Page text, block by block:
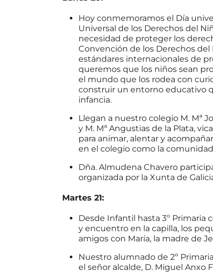
Hoy conmemoramos el Día
Universal de los Derechos del
necesidad de proteger los
Convención de los Derechos
estándares internacionales de
queremos que los niños sean
el mundo que los rodea con
construir un entorno educativo
infancia.
Llegan a nuestro colegio M. Mª
y M. Mª Angustias de la Plata,
para animar, alentar y
en el colegio como la
Dña. Almudena Chavero
organizada por la Xunta de
Martes 21:
Desde Infantil hasta 3º Primaria
y encuentro en la capilla, los
amigos con María, la madre de
Nuestro alumnado de 2º
el señor alcalde, D. Miguel Anxo